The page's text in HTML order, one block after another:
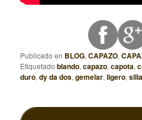
Publicado en BLOG,CAPAZO,
Etiquetado blando,capazo,capota,
duro,dy da dos,gemelar,ligero,silla